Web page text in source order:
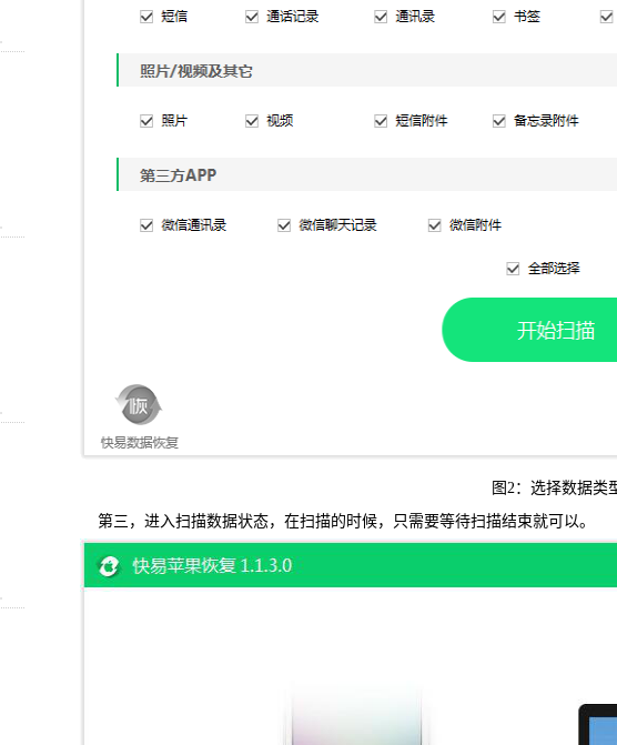
图2：选择数据类
第三，进入扫描数据状态，在扫描的时候，只需要等待扫描结束就可以。